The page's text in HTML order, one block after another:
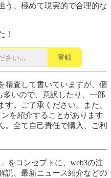
う、極めて現実的で合理的な
！
登録
精査して書いていますが、個
多いので、意訳したり、一部
。ご了承ください。また、
を紹介することがあります
。全て自己責任で購入、ご利
」をコンセプトに、web3の注
説、最新ニュース紹介などの